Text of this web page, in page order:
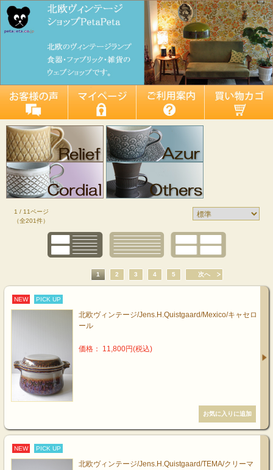
1 / 11ページ
（全201件）
1 2 3 4 5 次へ
NEW PICK UP
北欧ヴィンテージ/Jens.H.Quistgaard/Mexico/キャセロ
ール
価格： 11,800円(税込)
NEW PICK UP
北欧ヴィンテージ/Jens.H.Quistgaard/TEMA/クリーマ